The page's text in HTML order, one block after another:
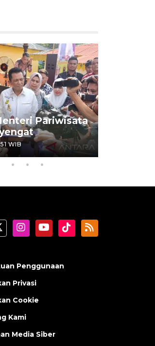
Pariwisata
WIB
Penggunaan
Privasi
Cookie
Kami
Media Siber